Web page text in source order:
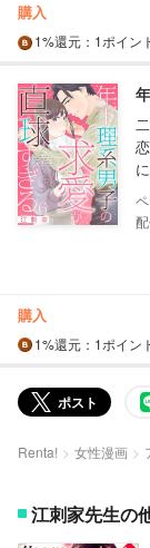
購入
1%還元 ：1ポイン
購入
1%還元 ：1ポイン
ポスト
Renta! 女性漫画
江刺家先生の